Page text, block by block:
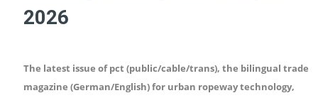
2026
The latest issue of pct (public/cable/trans), the bilingual trade
magazine (German/English) for urban ropeway technology,